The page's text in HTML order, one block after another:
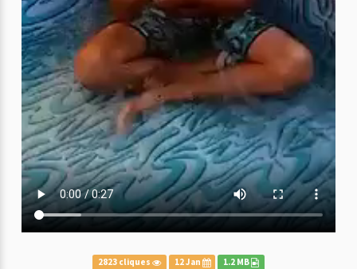
2823 cliques 12 Jan 1.2 MB